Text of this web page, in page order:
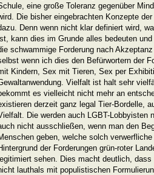
eine große Toleranz gegenüber
Die bisher eingebrachten Konzepte
Denn wenn nicht klar definiert wird,
kann dies im Grunde alles bedeuten
schwammige Forderung nach
wenn ich dies den Befürwortern der
Kindern, Sex mit Tieren, Sex per
Vielfalt ist halt sehr
es vielleicht nicht mehr an
derzeit ganz legal Tier-Bordelle,
Die werden auch LGBT-Lobbyisten
nicht ausschließen, wenn man den
geben, welche solch
der Forderungen grün-roter
legitimiert sehen. Dies macht deutlich,
lauthals mit populistischen